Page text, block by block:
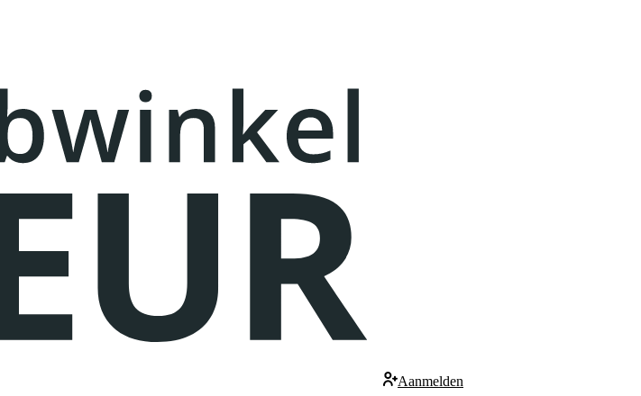
Aanmelden